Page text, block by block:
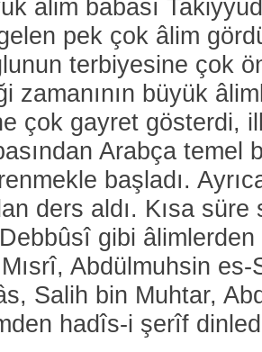
âlim babası
pek çok âlim
terbiyesine çok
zamanının büyük
çok gayret gösterdi,
Arabça temel
başladı.
ders aldı. Kısa
gibi âlimlerden
Abdülmuhsin
Salih bin Muhtar,
hadîs-i şerîf